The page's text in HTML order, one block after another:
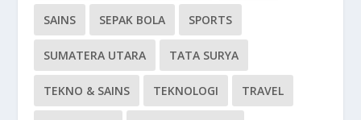
SAINS SEPAK BOLA SPORTS
SUMATERA UTARA TATA SURYA
TEKNO & SAINS TEKNOLOGI TRAVEL